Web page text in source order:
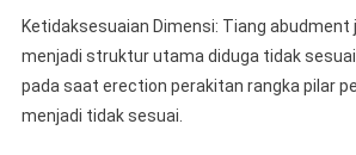
Ketidaksesuaian Dimensi: Tiang abudment
menjadi struktur utama diduga tidak
pada saat erection perakitan rangka pilar
menjadi tidak sesuai.